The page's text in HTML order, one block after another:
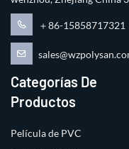
＋86-15858717321
Categorías De
Productos
Película de PVC